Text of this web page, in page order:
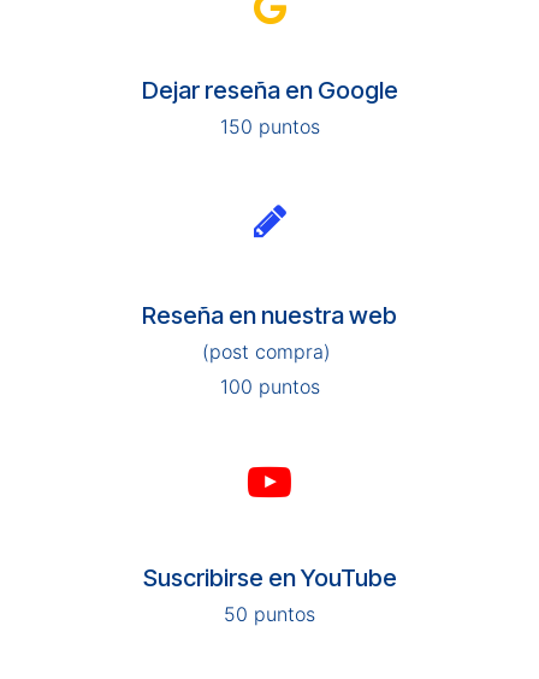
Dejar reseña en Google
150 puntos
Reseña en nuestra web
(post compra)
100 puntos
Suscribirse en YouTube
50 puntos